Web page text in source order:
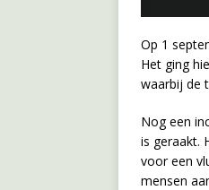
Op 1
Het ging
waarbij de
Nog een
is geraakt.
voor een
mensen